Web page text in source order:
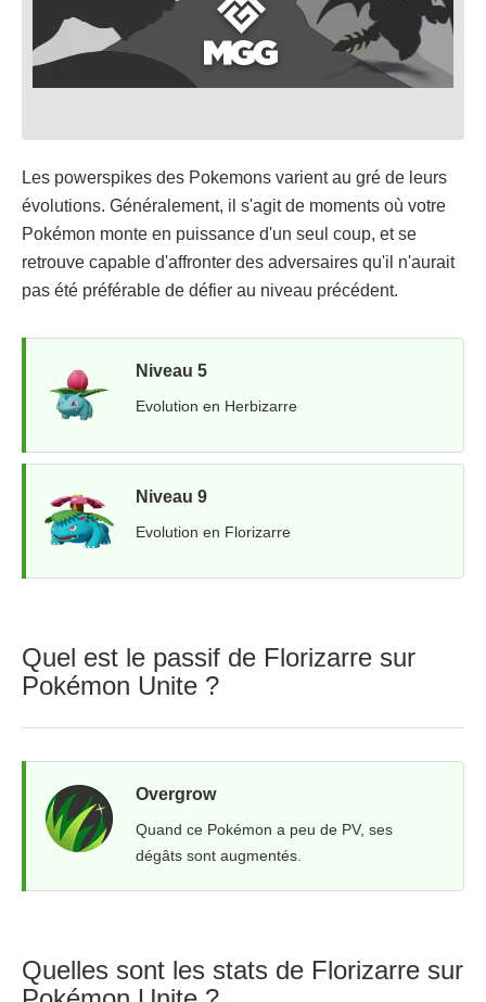
Les powerspikes des Pokemons varient au gré de leurs
évolutions. Généralement, il s'agit de moments où votre
Pokémon monte en puissance d'un seul coup, et se
retrouve capable d'affronter des adversaires qu'il n'aurait
pas été préférable de défier au niveau précédent.
Niveau 5
Evolution en Herbizarre
Niveau 9
Evolution en Florizarre
Quel est le passif de Florizarre sur
Pokémon Unite ?
Overgrow
Quand ce Pokémon a peu de PV, ses
dégâts sont augmentés.
Quelles sont les stats de Florizarre sur